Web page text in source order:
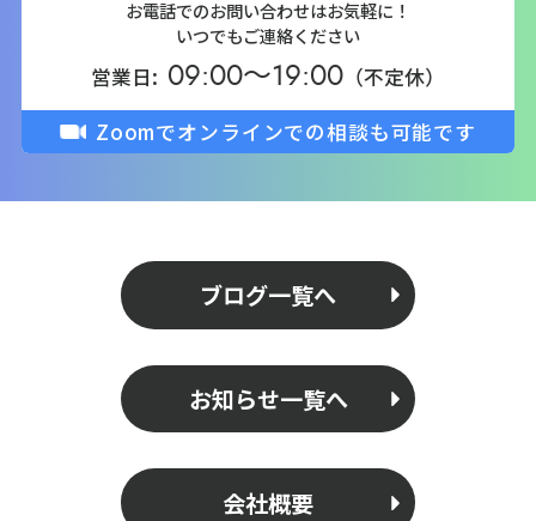
お電話でのお問い合わせはお気軽に！
いつでもご連絡ください
営業日: 09:00～19:00（不定休）
Zoomでオンラインでの相談も可能です
ブログ一覧へ
お知らせ一覧へ
会社概要